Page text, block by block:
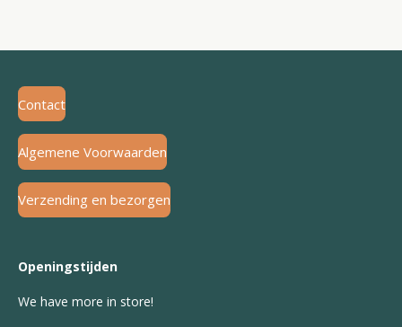
Contact
Algemene Voorwaarden
Verzending en bezorgen
Openingstijden
We have more in store!